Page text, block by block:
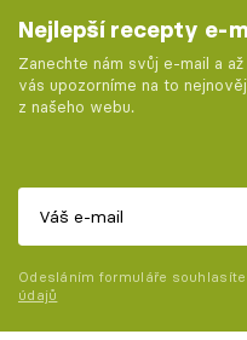
Nejlepší recepty e-
Zanechte nám svůj e-mail a
vás upozorníme na to
z našeho webu.
Odesláním formuláře
údajů